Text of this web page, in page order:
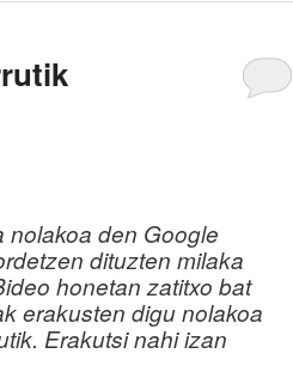
nolakoa den Google
dituzten milaka
honetan zatitxo bat
erakusten digu nolakoa
Erakutsi nahi izan